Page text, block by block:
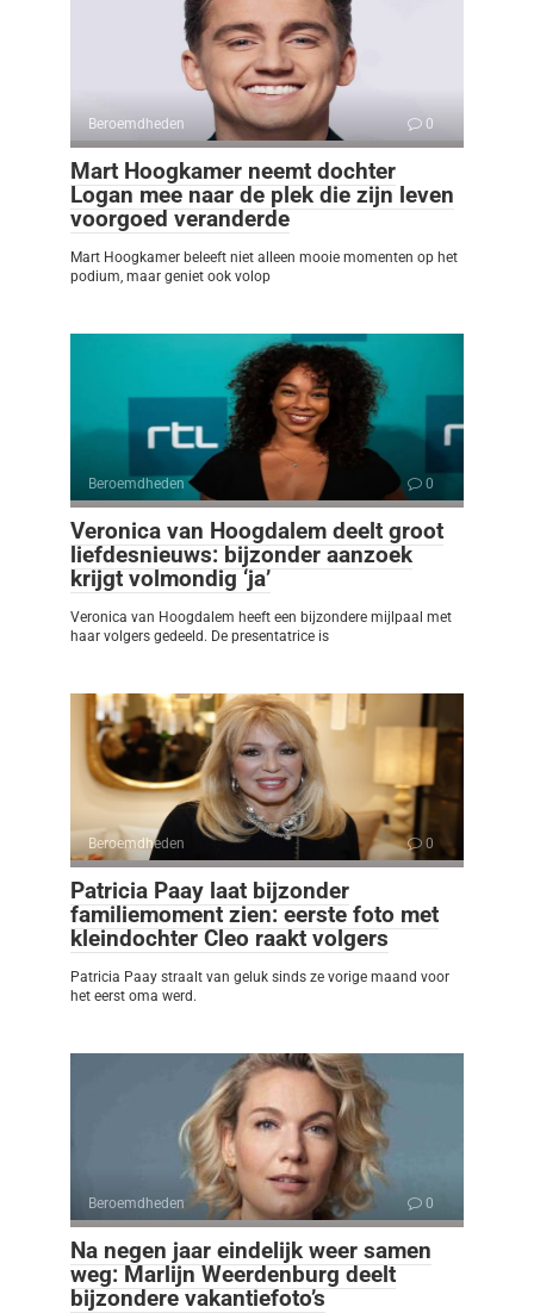
Beroemdheden 0
Mart Hoogkamer neemt dochter
Logan mee naar de plek die zijn leven
voorgoed veranderde
Mart Hoogkamer beleeft niet alleen mooie momenten op het
podium, maar geniet ook volop
Beroemdheden 0
Veronica van Hoogdalem deelt groot
liefdesnieuws: bijzonder aanzoek
krijgt volmondig ‘ja’
Veronica van Hoogdalem heeft een bijzondere mijlpaal met
haar volgers gedeeld. De presentatrice is
Beroemdheden 0
Patricia Paay laat bijzonder
familiemoment zien: eerste foto met
kleindochter Cleo raakt volgers
Patricia Paay straalt van geluk sinds ze vorige maand voor
het eerst oma werd.
Beroemdheden 0
Na negen jaar eindelijk weer samen
weg: Marlijn Weerdenburg deelt
bijzondere vakantiefoto’s